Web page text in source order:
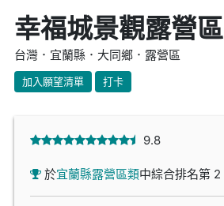
幸福城景觀露營區
台灣．宜蘭縣．大同鄉．露營區
加入願望清單 打卡
9.8
於宜蘭縣露營區類中綜合排名第 2